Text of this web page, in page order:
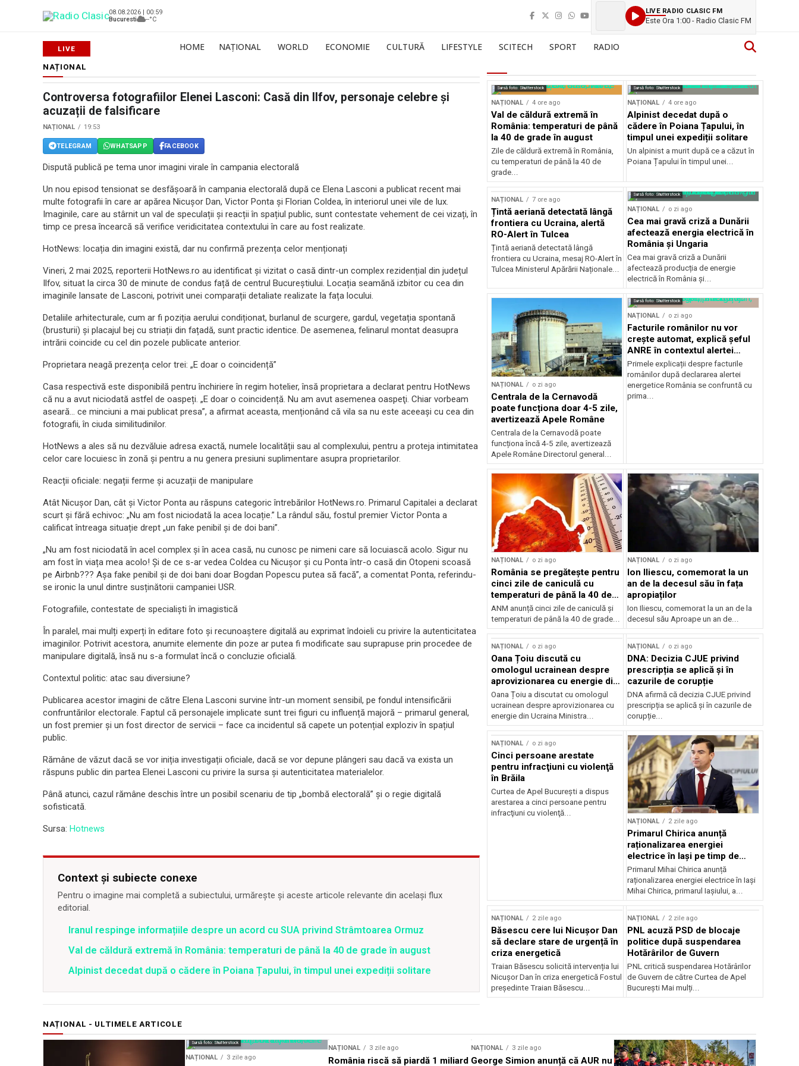
08.08.2026 | 00:59
Bucuresti
--°C
LIVE RADIO CLASIC FM
Este Ora 1:00 - Radio Clasic FM
HOME NAȚIONAL WORLD ECONOMIE CULTURĂ LIFESTYLE SCITECH SPORT RADIO
NAȚIONAL
Controversa fotografiilor Elenei Lasconi: Casă din Ilfov, personaje celebre și
acuzații de falsificare
NAȚIONAL 19:53
TELEGRAM WHATSAPP FACEBOOK
Dispută publică pe tema unor imagini virale în campania electorală
Un nou episod tensionat se desfășoară în campania electorală după ce Elena Lasconi a publicat recent mai
multe fotografii în care ar apărea Nicușor Dan, Victor Ponta și Florian Coldea, în interiorul unei vile de lux.
Imaginile, care au stârnit un val de speculații și reacții în spațiul public, sunt contestate vehement de cei vizați, în
timp ce presa încearcă să verifice veridicitatea contextului în care au fost realizate.
HotNews: locația din imagini există, dar nu confirmă prezența celor menționați
Vineri, 2 mai 2025, reporterii HotNews.ro au identificat și vizitat o casă dintr-un complex rezidențial din județul
Ilfov, situat la circa 30 de minute de condus față de centrul Bucureștiului. Locația seamănă izbitor cu cea din
imaginile lansate de Lasconi, potrivit unei comparații detaliate realizate la fața locului.
Detaliile arhitecturale, cum ar fi poziția aerului condiționat, burlanul de scurgere, gardul, vegetația spontană
(brusturii) și placajul bej cu striații din fațadă, sunt practic identice. De asemenea, felinarul montat deasupra
intrării coincide cu cel din pozele publicate anterior.
Proprietara neagă prezența celor trei: „E doar o coincidență”
Casa respectivă este disponibilă pentru închiriere în regim hotelier, însă proprietara a declarat pentru HotNews
că nu a avut niciodată astfel de oaspeți. „E doar o coincidență. Nu am avut asemenea oaspeţi. Chiar vorbeam
aseară… ce minciuni a mai publicat presa”, a afirmat aceasta, menționând că vila sa nu este aceeași cu cea din
fotografii, în ciuda similitudinilor.
HotNews a ales să nu dezvăluie adresa exactă, numele localității sau al complexului, pentru a proteja intimitatea
celor care locuiesc în zonă și pentru a nu genera presiuni suplimentare asupra proprietarilor.
Reacții oficiale: negații ferme și acuzații de manipulare
Atât Nicușor Dan, cât și Victor Ponta au răspuns categoric întrebărilor HotNews.ro. Primarul Capitalei a declarat
scurt și fără echivoc: „Nu am fost niciodată la acea locație.” La rândul său, fostul premier Victor Ponta a
calificat întreaga situație drept „un fake penibil și de doi bani”.
„Nu am fost niciodată în acel complex și în acea casă, nu cunosc pe nimeni care să locuiască acolo. Sigur nu
am fost în viața mea acolo! Și de ce s-ar vedea Coldea cu Nicușor și cu Ponta într-o casă din Otopeni scoasă
pe Airbnb??? Așa fake penibil și de doi bani doar Bogdan Popescu putea să facă”, a comentat Ponta, referindu-
se ironic la unul dintre susținătorii campaniei USR.
Fotografiile, contestate de specialiști în imagistică
În paralel, mai mulți experți în editare foto și recunoaștere digitală au exprimat îndoieli cu privire la autenticitatea
imaginilor. Potrivit acestora, anumite elemente din poze ar putea fi modificate sau suprapuse prin procedee de
manipulare digitală, însă nu s-a formulat încă o concluzie oficială.
Contextul politic: atac sau diversiune?
Publicarea acestor imagini de către Elena Lasconi survine într-un moment sensibil, pe fondul intensificării
confruntărilor electorale. Faptul că personajele implicate sunt trei figuri cu influență majoră – primarul general,
un fost premier și un fost director de servicii – face ca incidentul să capete un potențial exploziv în spațiul
public.
Rămâne de văzut dacă se vor iniția investigații oficiale, dacă se vor depune plângeri sau dacă va exista un
răspuns public din partea Elenei Lasconi cu privire la sursa și autenticitatea materialelor.
Până atunci, cazul rămâne deschis între un posibil scenariu de tip „bombă electorală” și o regie digitală
sofisticată.
Sursa: Hotnews
Context și subiecte conexe
Pentru o imagine mai completă a subiectului, urmărește și aceste articole relevante din același flux
editorial.
Iranul respinge informațiile despre un acord cu SUA privind Strâmtoarea Ormuz
Val de căldură extremă în România: temperaturi de până la 40 de grade în august
Alpinist decedat după o cădere în Poiana Țapului, în timpul unei expediții solitare
Sursă foto: Shutterstock
NAȚIONAL 4 ore ago
Val de căldură extremă în
România: temperaturi de până
la 40 de grade în august
Zile de căldură extremă în România,
cu temperaturi de până la 40 de
grade...
Sursă foto: Shutterstock
NAȚIONAL 4 ore ago
Alpinist decedat după o
cădere în Poiana Țapului, în
timpul unei expediții solitare
Un alpinist a murit după ce a căzut în
Poiana Țapului în timpul unei...
NAȚIONAL 7 ore ago
Țintă aeriană detectată lângă
frontiera cu Ucraina, alertă
RO-Alert în Tulcea
Țintă aeriană detectată lângă
frontiera cu Ucraina, mesaj RO-Alert în
Tulcea Ministerul Apărării Naționale...
Sursă foto: Shutterstock
NAȚIONAL o zi ago
Cea mai gravă criză a Dunării
afectează energia electrică în
România și Ungaria
Cea mai gravă criză a Dunării
afectează producția de energie
electrică în România și...
NAȚIONAL o zi ago
Centrala de la Cernavodă
poate funcționa doar 4-5 zile,
avertizează Apele Române
Centrala de la Cernavodă poate
funcționa încă 4-5 zile, avertizează
Apele Române Directorul general...
Sursă foto: Shutterstock
NAȚIONAL o zi ago
Facturile românilor nu vor
crește automat, explică șeful
ANRE în contextul alertei
energetice
Primele explicații despre facturile
românilor după declararea alertei
energetice România se confruntă cu
prima...
NAȚIONAL o zi ago
România se pregătește pentru
cinci zile de caniculă cu
temperaturi de până la 40 de
grade
ANM anunță cinci zile de caniculă și
temperaturi de până la 40 de grade...
NAȚIONAL o zi ago
Ion Iliescu, comemorat la un
an de la decesul său în fața
apropiaților
Ion Iliescu, comemorat la un an de la
decesul său Aproape un an de...
NAȚIONAL o zi ago
Oana Țoiu discută cu
omologul ucrainean despre
aprovizionarea cu energie din
Ucraina
Oana Țoiu a discutat cu omologul
ucrainean despre aprovizionarea cu
energie din Ucraina Ministra...
NAȚIONAL o zi ago
DNA: Decizia CJUE privind
prescripția se aplică și în
cazurile de corupție
DNA afirmă că decizia CJUE privind
prescripția se aplică și în cazurile de
corupție...
NAȚIONAL o zi ago
Cinci persoane arestate
pentru infracţiuni cu violenţă
în Brăila
Curtea de Apel Bucureşti a dispus
arestarea a cinci persoane pentru
infracţiuni cu violenţă...
NAȚIONAL 2 zile ago
Primarul Chirica anunță
raționalizarea energiei
electrice în Iași pe timp de
noapte
Primarul Mihai Chirica anunță
raționalizarea energiei electrice în Iași
Mihai Chirica, primarul Iașiului, a...
NAȚIONAL 2 zile ago
Băsescu cere lui Nicușor Dan
să declare stare de urgență în
criza energetică
Traian Băsescu solicită intervenția lui
Nicușor Dan în criza energetică Fostul
președinte Traian Băsescu...
NAȚIONAL 2 zile ago
PNL acuză PSD de blocaje
politice după suspendarea
Hotărârilor de Guvern
PNL critică suspendarea Hotărârilor
de Guvern de către Curtea de Apel
București Mai mulți...
NAȚIONAL - ULTIMELE ARTICOLE
Sursă foto: Shutterstock
NAȚIONAL 3 zile ago
NAȚIONAL 3 zile ago
România riscă să piardă 1 miliard
NAȚIONAL 3 zile ago
George Simion anunță că AUR nu